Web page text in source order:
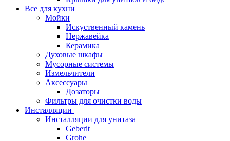
Все для кухни
Мойки
Искуственный камень
Нержавейка
Керамика
Духовые шкафы
Мусорные системы
Измельчители
Аксессуары
Дозаторы
Фильтры для очистки воды
Инсталляции
Инсталляции для унитаза
Geberit
Grohe